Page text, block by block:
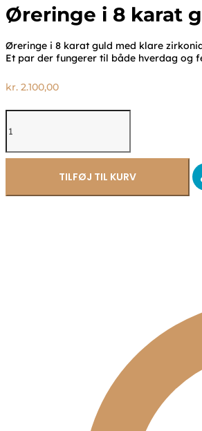
Øreringe i 8 karat
Øreringe i 8 karat guld med klare
Et par der fungerer til både hverdag og
kr. 2.100,00
Øreringe
karat
TILFØJ TIL KURV